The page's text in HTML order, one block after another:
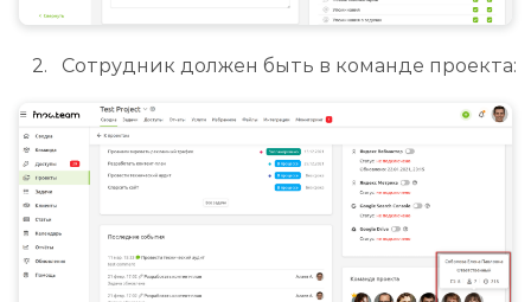
Сотрудник должен быть в команде проекта: